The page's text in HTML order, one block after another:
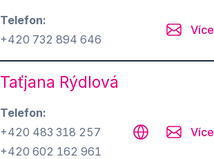
Telefon
+420 732 894 646
Více
Taťjana Rýdlová
Telefon
+420 483 318 257
+420 602 162 961
Více